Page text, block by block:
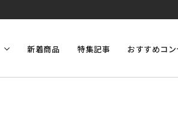
新着商品 特集記事 おすすめコ